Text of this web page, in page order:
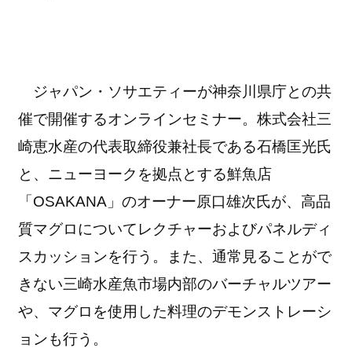
ジャパン・ソサエティーが神奈川県庁との共
催で開催するオンラインセミナー。株式会社三
崎恵水産の代表取締役兼社長である石橋匡光氏
と、ニューヨークを拠点とする鮮魚店
「OSAKANA」のオーナー原口雄次氏が、高品
質マグロについてレクチャーおよびパネルディ
スカッションを行う。また、通常見ることがで
きない三崎水産魚市場内部のバーチャルツアー
や、マグロを使用した料理のデモンストレーシ
ョンも行う。